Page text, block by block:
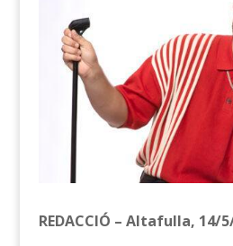
REDACCIÓ – Altafulla, 14/